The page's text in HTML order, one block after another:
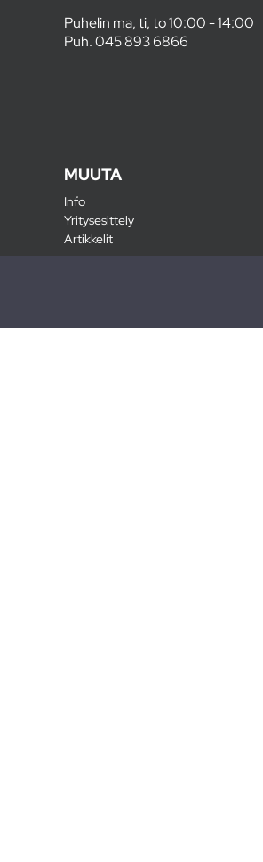
Puhelin ma, ti, to 10:00 - 14:00
Puh.045 893 6866
MUUTA
Info
Yritysesittely
Artikkelit